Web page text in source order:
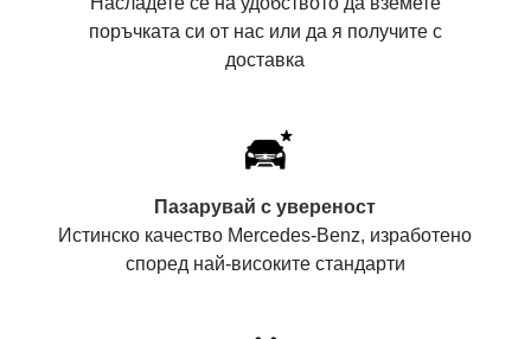
поръчката си от нас или да я получите с
доставка
Пазарувай с увереност
Истинско качество Mercedes-Benz, изработено
според най-високите стандарти